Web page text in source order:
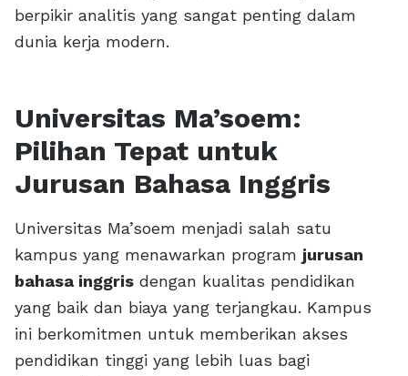
berpikir analitis yang sangat penting dalam
dunia kerja modern.
Universitas Ma’soem:
Pilihan Tepat untuk
Jurusan Bahasa Inggris
Universitas Ma’soem menjadi salah satu
kampus yang menawarkan program jurusan
bahasa inggris dengan kualitas pendidikan
yang baik dan biaya yang terjangkau. Kampus
ini berkomitmen untuk memberikan akses
pendidikan tinggi yang lebih luas bagi